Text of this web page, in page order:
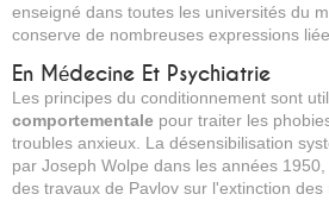
enseigné dans toutes les universités du
conserve de nombreuses expressions
En Médecine Et Psychiatrie
Les principes du conditionnement sont
comportementale pour traiter les
troubles anxieux. La désensibilisation
par Joseph Wolpe dans les années
des travaux de Pavlov sur l'extinction des